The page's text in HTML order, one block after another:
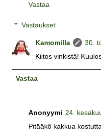
Vastaa
Vastaukset
Kamomilla
30.
Kiitos vinkistä!
Vastaa
Anonyymi 24.
Pitääkö kakkua